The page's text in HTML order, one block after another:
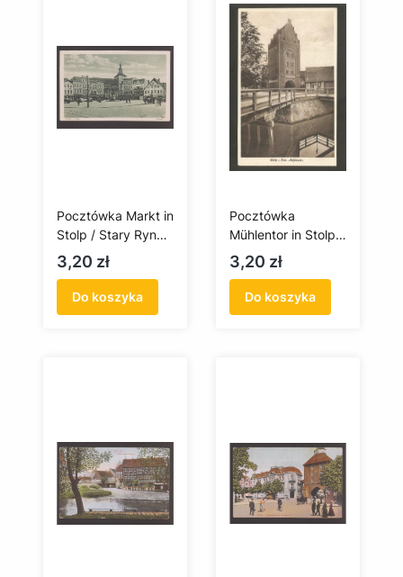
Pocztówka Markt in
Stolp / Stary Rynek
w Słupsku
Cena
3,20 zł
Do koszyka
Pocztówka
Mühlentor in Stolp /
Brama Młyńska w
Słupsku
Cena
3,20 zł
Do koszyka